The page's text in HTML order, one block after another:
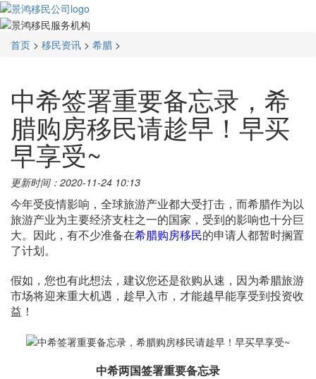
首页 > 移民资讯 > 希腊 >
中希签署重要备忘录，希
腊购房移民请趁早！早买
早享受~
更新时间：2020-11-24 10:13
今年受疫情影响，全球旅游产业都大受打击，而希腊作为以
旅游产业为主要经济支柱之一的国家，受到的影响也十分巨
大。因此，有不少准备在希腊购房移民的申请人都暂时搁置
了计划。
假如，您也有此想法，建议您还是欲购从速，因为希腊旅游
市场将迎来重大机遇，趁早入市，才能越早能享受到投资收
益！
中希两国签署重要备忘录